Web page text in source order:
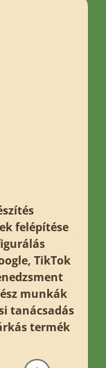
felépítése
TikTok
munkák
tanácsadás
termék